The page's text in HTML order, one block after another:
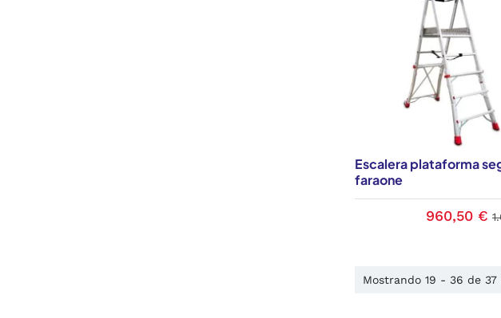
Escalera plataforma
faraone
960,50 €
Mostrando 19 - 36 de